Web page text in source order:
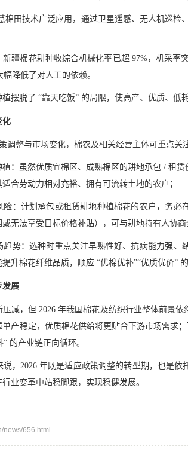
田技术广泛应用，通过卫星遥感、无人机巡检
疆棉花耕种收综合机械化率已超 97%，机采率
降低了对人工的依赖。
摆脱了 “靠天吃饭” 的局限，使高产、优质、低
化
调整与市场变化，棉农及相关经营主体可重点关
：虽然优质宜棉区、成熟棉区的耕地承包 / 租
合劳动力相对充裕、拥有可流转土地的农户；
险：计划承包或租赁耕地种植棉花的农户，务
无法享受目标价格补贴），可与耕地持有人协
势：选种时重点关注早熟性好、抗病能力强
升棉花纤维品质，顺应 “优棉优补”“优质优价” 的
发展
减，但 2026 年我国棉花及纺织行业整体前景
产稳定，优质棉花供给将更贴合下游市场需求
的产业链正向循环。
，2026 年既是适应政策调整的转型期，也是
业变革中站稳脚跟，实现稳健发展。
news/656.html